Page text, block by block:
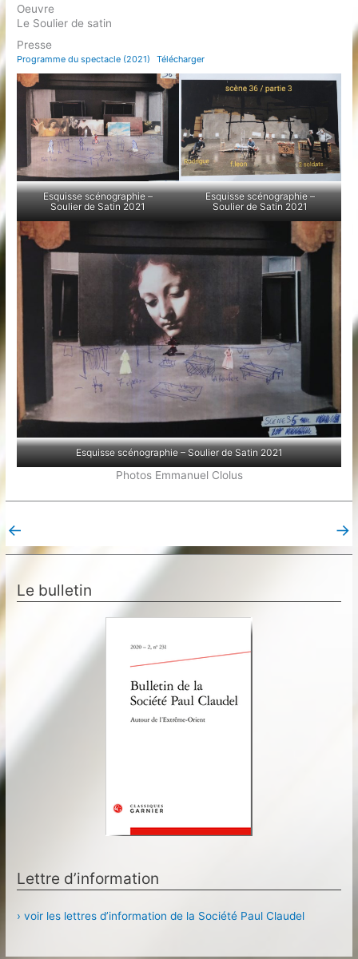
Oeuvre
Le Soulier de satin
Presse
Programme du spectacle (2021) Télécharger
Esquisse scénographie –
Soulier de Satin 2021
Esquisse scénographie –
Soulier de Satin 2021
Esquisse scénographie – Soulier de Satin 2021
Photos Emmanuel Clolus
← →
Le bulletin
Lettre d’information
› voir les lettres d’information de la Société Paul Claudel